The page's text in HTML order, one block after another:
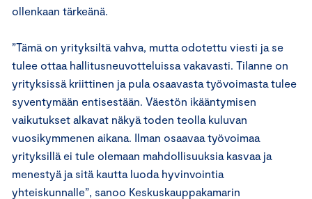
ollenkaan tärkeänä.
”Tämä on yrityksiltä vahva, mutta odotettu viesti ja se
tulee ottaa hallitusneuvotteluissa vakavasti. Tilanne on
yrityksissä kriittinen ja pula osaavasta työvoimasta tulee
syventymään entisestään. Väestön ikääntymisen
vaikutukset alkavat näkyä toden teolla kuluvan
vuosikymmenen aikana. Ilman osaavaa työvoimaa
yrityksillä ei tule olemaan mahdollisuuksia kasvaa ja
menestyä ja sitä kautta luoda hyvinvointia
yhteiskunnalle”, sanoo Keskuskauppakamarin